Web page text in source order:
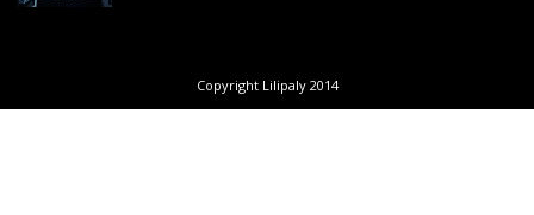
Copyright Lilipaly 2014